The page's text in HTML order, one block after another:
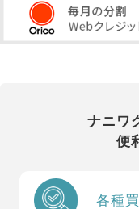
ナニワ
便
各種